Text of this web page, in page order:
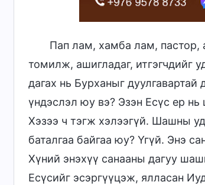
Пап лам, хамба лам, пастор,
томилж, ашигладаг, итгэгчдийг
дагах нь Бурханыг дуулгавартай
үндэслэл юу вэ? Эзэн Есүс ер
Хэзээ ч тэгж хэлээгүй. Шашны
баталгаа байгаа юу? Үгүй. Энэ
Хүний энэхүү санааны дагуу
Есүсийг эсэргүүцэж, ялласан